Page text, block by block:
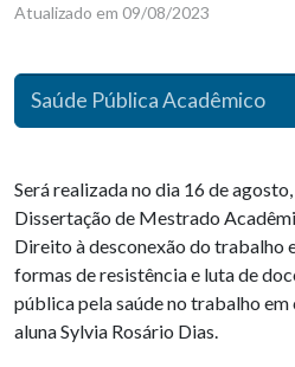
Atualizado em 09/08/2023
Saúde Pública Acadêmico
Será realizada no dia 16 de
Dissertação de Mestrado
Direito à desconexão do trabalho
formas de resistência e luta de
pública pela saúde no trabalho
aluna Sylvia Rosário Dias.